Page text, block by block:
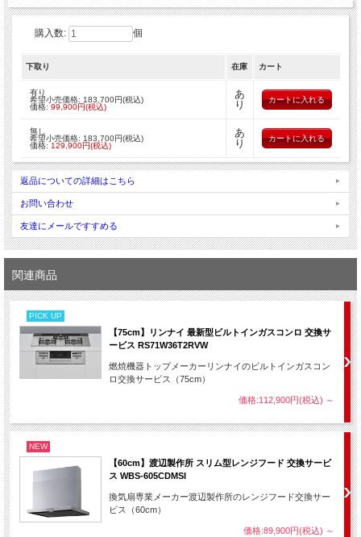
た、ガスコンロのお悩みをお持ちの方におすすめ！
標準取付工事費込みで、10万円を切る特別価格を実現！キッチン埋め込
また、お使いのビルトインガスコンロのメーカー、ガス種（都市ガス/プ
※テーブルコンロ(置き型)からの取替は不可となります。
※賃貸住宅は取替不可となります。予めご了承ください。
①お手入れ簡単
高級感のあるパールクリスタル天板は、フラットだからお手入れ簡単
で、グリルも4つに分解可能です。
②便利な機能でお料理簡単
【同時調理/強火力】左右コンロ＋後ろコンロ＋グリルと、一度に4ヵ所
で調理が可能です。左右のバーナーは、強火～弱火までの調整が自由自
購入数: 個
下取り 在庫 カート
有り
希望小売価格: 183,700円(税込)
価格: 99,900円(税込)
あ
り
無し
希望小売価格: 183,700円(税込)
価格: 129,900円(税込)
あ
り
返品についての詳細はこちら
お問い合わせ
友達にメールですすめる
関連商品
PICK UP
【75cm】リンナイ 最新型ビルトインガスコンロ 交換サ
ービス RS71W36T2RVW
燃焼機器トップメーカーリンナイのビルトインガスコン
ロ交換サービス（75cm）
価格:112,900円(税込) ～
NEW
【60cm】渡辺製作所 スリム型レンジフード 交換サービ
ス WBS-605CDMSI
換気扇専業メーカー渡辺製作所のレンジフード交換サー
ビス（60cm）
価格:89,900円(税込) ～